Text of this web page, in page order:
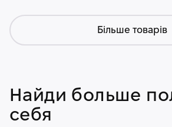
Більше товарів
Найди больше
себя